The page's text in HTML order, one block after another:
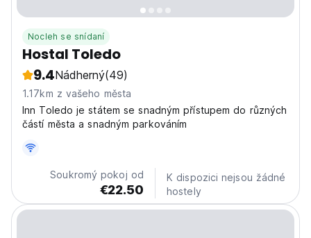
Nocleh se snídaní
Hostal Toledo
9.4Nádherný(49)
1.17km z vašeho města
Inn Toledo je státem se snadným přístupem do různých
částí města a snadným parkováním
Soukromý pokoj od
€22.50
K dispozici nejsou žádné
hostely